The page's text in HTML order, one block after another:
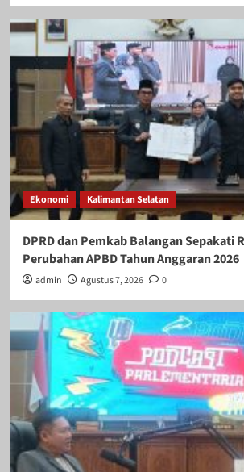
Ekonomi Kalimantan Selatan
DPRD dan Pemkab Balangan Sepakati
Perubahan APBD Tahun Anggaran 2026
admin Agustus 7, 2026 0